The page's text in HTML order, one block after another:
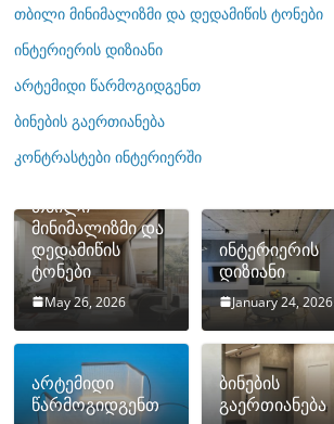
ო
რ
ბ
ი
თბილი მინიმალიზმი და დედამიწის ტონები
ინტერიერის დიზიანი
არტემიდი წარმოგიდგენთ
ბინების გაერთიანება
კონტრასტები ინტერიერში
თბილი
მინიმალიზმი და
დედამიწის
ტონები
May 26, 2026
ინტერიერის
დიზიანი
January 24, 2026
არტემიდი
წარმოგიდგენთ
ბინების
გაერთიანება